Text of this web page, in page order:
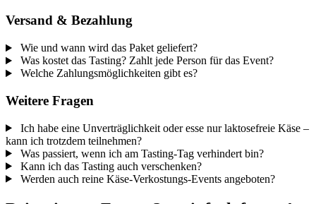
Versand & Bezahlung
Wie und wann wird das Paket geliefert?
Was kostet das Tasting? Zahlt jede Person für das Event?
Welche Zahlungsmöglichkeiten gibt es?
Weitere Fragen
Ich habe eine Unverträglichkeit oder esse nur laktosefreie Käse –
kann ich trotzdem teilnehmen?
Was passiert, wenn ich am Tasting-Tag verhindert bin?
Kann ich das Tasting auch verschenken?
Werden auch reine Käse-Verkostungs-Events angeboten?